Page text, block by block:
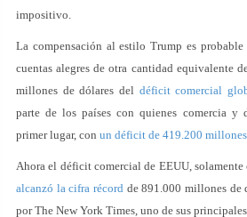
impositivo.
La compensación al estilo Trump es
cuentas alegres de otra cantidad equivalente
millones de dólares del déficit comercial
parte de los países con quienes comercia y
primer lugar, con un déficit de 419.200 millones
Ahora el déficit comercial de EEUU, solamente
alcanzó la cifra récord de 891.000 millones de
por The New York Times, uno de sus